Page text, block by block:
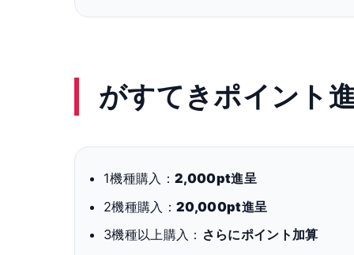
がすてきポイント
1機種購入：2,000pt進呈
2機種購入：20,000pt進呈
3機種以上購入： さらにポイント加算